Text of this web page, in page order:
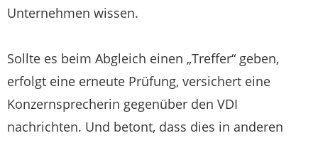
Unternehmen wissen.
Sollte es beim Abgleich einen „Treffer“ geben,
erfolgt eine erneute Prüfung, versichert eine
Konzernsprecherin gegenüber den VDI
nachrichten. Und betont, dass dies in anderen